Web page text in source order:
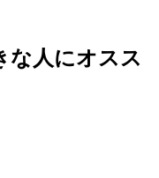
な人にオスス